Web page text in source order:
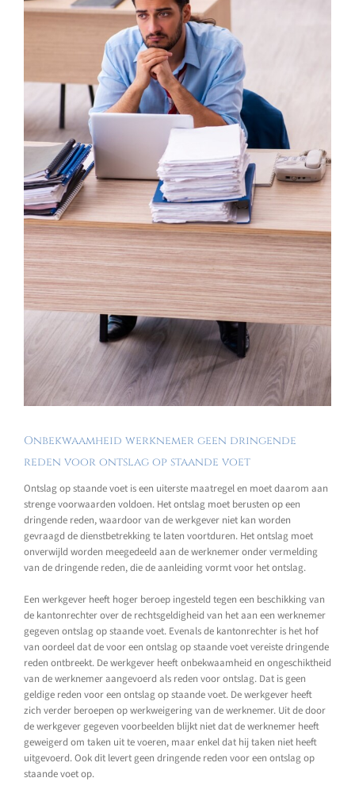
Onbekwaamheid werknemer geen dringende
reden voor ontslag op staande voet
Ontslag op staande voet is een uiterste maatregel en moet daarom aan
strenge voorwaarden voldoen. Het ontslag moet berusten op een
dringende reden, waardoor van de werkgever niet kan worden
gevraagd de dienstbetrekking te laten voortduren. Het ontslag moet
onverwijld worden meegedeeld aan de werknemer onder vermelding
van de dringende reden, die de aanleiding vormt voor het ontslag.
Een werkgever heeft hoger beroep ingesteld tegen een beschikking van
de kantonrechter over de rechtsgeldigheid van het aan een werknemer
gegeven ontslag op staande voet. Evenals de kantonrechter is het hof
van oordeel dat de voor een ontslag op staande voet vereiste dringende
reden ontbreekt. De werkgever heeft onbekwaamheid en ongeschiktheid
van de werknemer aangevoerd als reden voor ontslag. Dat is geen
geldige reden voor een ontslag op staande voet. De werkgever heeft
zich verder beroepen op werkweigering van de werknemer. Uit de door
de werkgever gegeven voorbeelden blijkt niet dat de werknemer heeft
geweigerd om taken uit te voeren, maar enkel dat hij taken niet heeft
uitgevoerd. Ook dit levert geen dringende reden voor een ontslag op
staande voet op.